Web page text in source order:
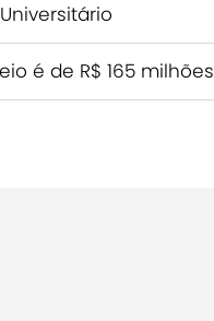
é de R$ 165 milhões